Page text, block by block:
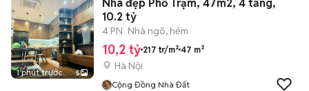
1 phút trước 5
Nhà đẹp Phố Trạm, 47m2, 4 tầng,
10.2 tỷ
4 PN Nhà ngõ, hẻm
10,2 tỷ 217 tr/m² 47 m²
Hà Nội
Cộng Đồng Nhà Đất